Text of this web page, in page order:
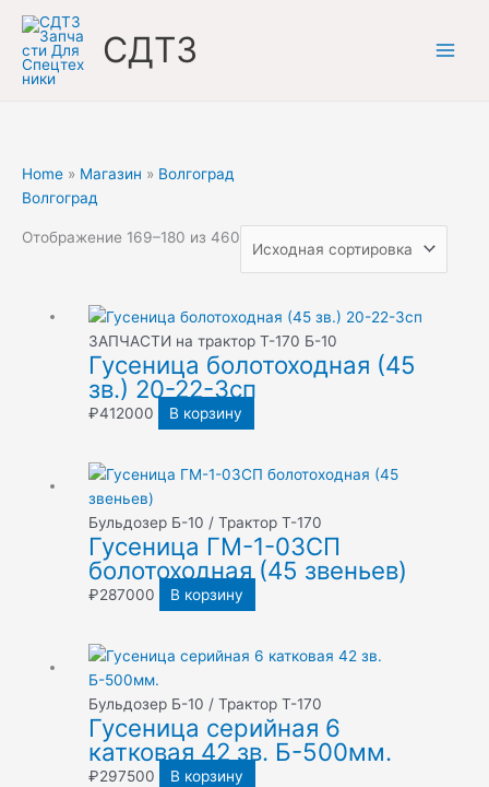
содержимому СДТЗ
Home » Магазин » Волгоград
Волгоград
Отображение 169–180 из 460
ЗАПЧАСТИ на трактор Т-170 Б-10
Гусеница болотоходная (45
зв.) 20-22-3сп
₽412000 В корзину
Бульдозер Б-10 / Трактор Т-170
Гусеница ГМ-1-03СП
болотоходная (45 звеньев)
₽287000 В корзину
Бульдозер Б-10 / Трактор Т-170
Гусеница серийная 6
катковая 42 зв. Б-500мм.
₽297500 В корзину